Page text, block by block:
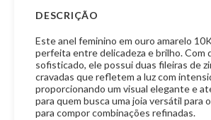
DESCRIÇÃO
Este anel feminino em ouro amarelo
perfeita entre delicadeza e brilho. Com
sofisticado, ele possui duas fileiras de
cravadas que refletem a luz com
proporcionando um visual elegante e
para quem busca uma joia versátil para
para compor combinações refinadas.